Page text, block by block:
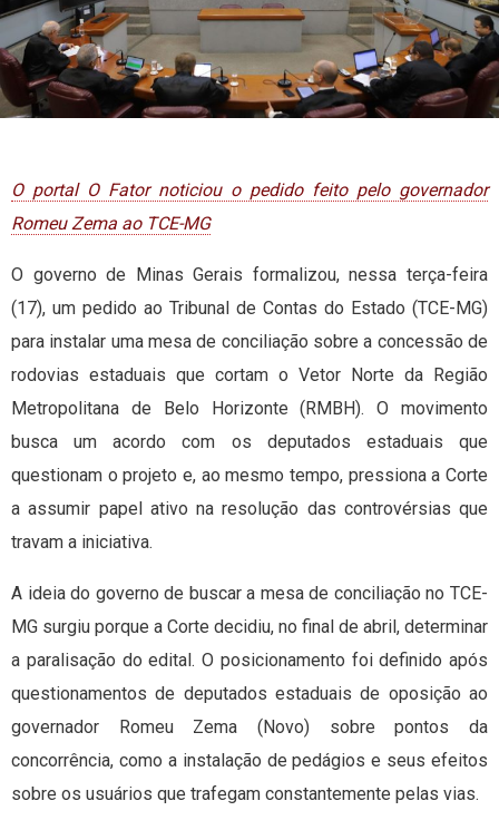
O portal O Fator noticiou o pedido feito pelo governador
Romeu Zema ao TCE-MG
O governo de Minas Gerais formalizou, nessa terça-feira
(17), um pedido ao Tribunal de Contas do Estado (TCE-MG)
para instalar uma mesa de conciliação sobre a concessão de
rodovias estaduais que cortam o Vetor Norte da Região
Metropolitana de Belo Horizonte (RMBH). O movimento
busca um acordo com os deputados estaduais que
questionam o projeto e, ao mesmo tempo, pressiona a Corte
a assumir papel ativo na resolução das controvérsias que
travam a iniciativa.
A ideia do governo de buscar a mesa de conciliação no TCE-
MG surgiu porque a Corte decidiu, no final de abril, determinar
a paralisação do edital. O posicionamento foi definido após
questionamentos de deputados estaduais de oposição ao
governador Romeu Zema (Novo) sobre pontos da
concorrência, como a instalação de pedágios e seus efeitos
sobre os usuários que trafegam constantemente pelas vias.